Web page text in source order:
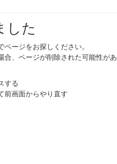
した
ージをお探しください。
合、ページが削除された可能性があ
する
前画面からやり直す